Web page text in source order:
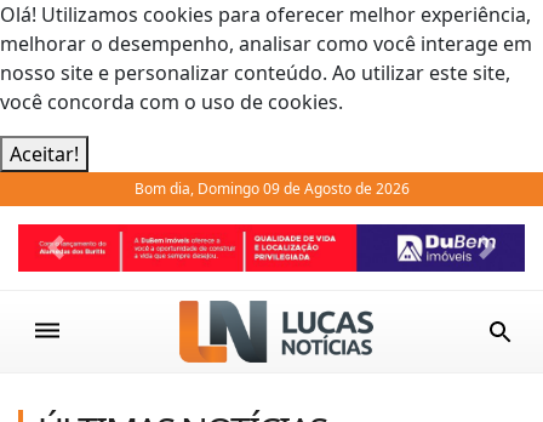
Olá! Utilizamos cookies para oferecer melhor experiência,
melhorar o desempenho, analisar como você interage em
nosso site e personalizar conteúdo. Ao utilizar este site,
você concorda com o uso de cookies.
Aceitar!
Bom dia, Domingo 09 de Agosto de 2026
Previous Next